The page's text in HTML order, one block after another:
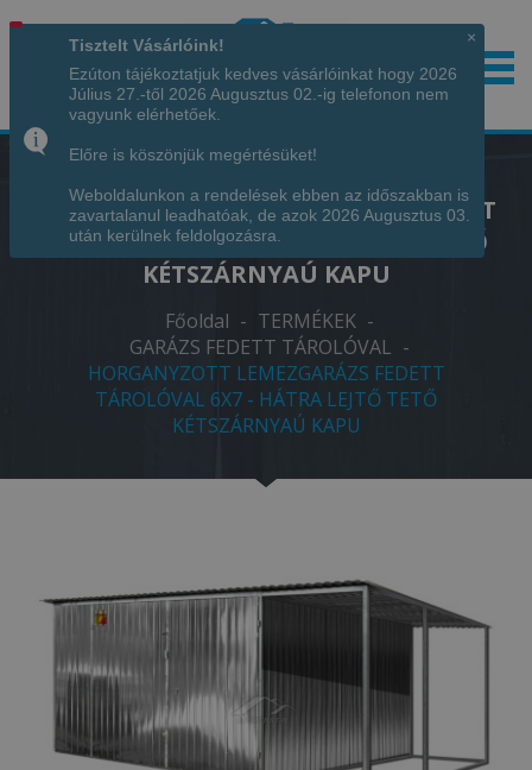
Hívjon minket!+36 70 7342034
HORGANYZOTT LEMEZGARÁZS FEDETT
TÁROLÓVAL 6X7 - HÁTRA LEJTŐ TETŐ
KÉTSZÁRNYAÚ KAPU
Főoldal - TERMÉKEK -
GARÁZS FEDETT TÁROLÓVAL -
HORGANYZOTT LEMEZGARÁZS FEDETT
TÁROLÓVAL 6X7 - HÁTRA LEJTŐ TETŐ
KÉTSZÁRNYAÚ KAPU
×
Tisztelt Vásárlóink!
Ezúton tájékoztatjuk kedves vásárlóinkat hogy 2026
Július 27.-től 2026 Augusztus 02.-ig telefonon nem
vagyunk elérhetőek.
Előre is köszönjük megértésüket!
Weboldalunkon a rendelések ebben az időszakban is
zavartalanul leadhatóak, de azok 2026 Augusztus 03.
után kerülnek feldolgozásra.